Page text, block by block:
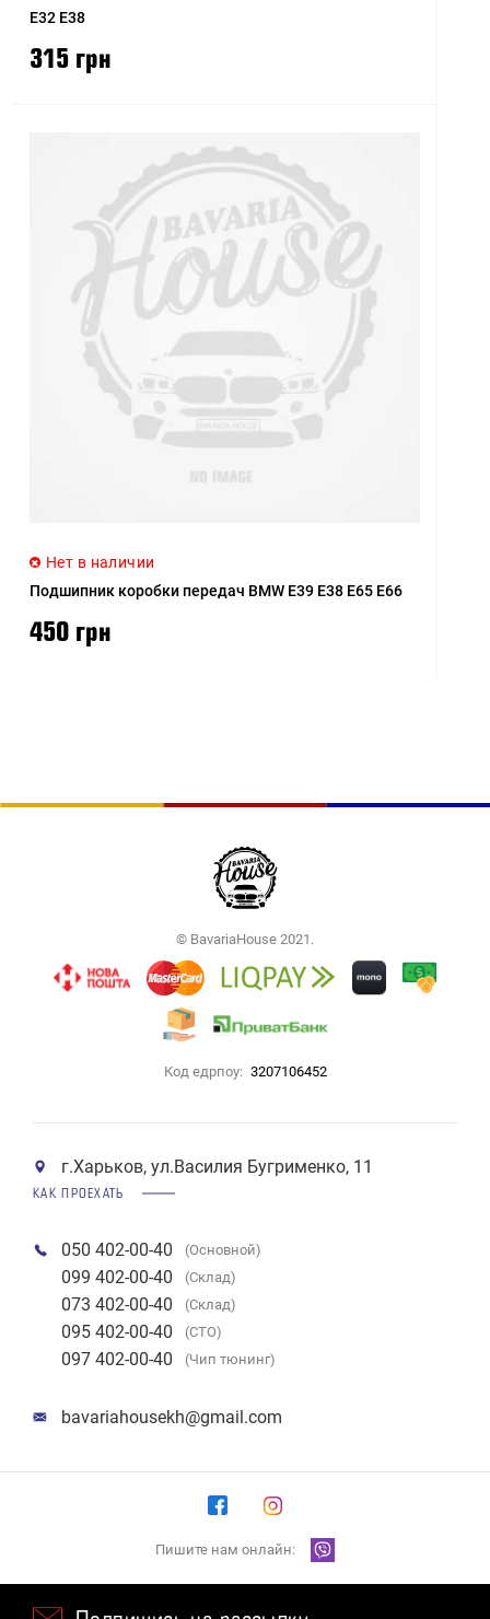
E32 E38
315 грн
Нет в наличии
Подшипник коробки передач BMW E39 E38 E65 E66
450 грн
© BavariaHouse 2021.
Код едрпоу: 3207106452
г.Харьков, ул.Василия Бугрименко, 11
КАК ПРОЕХАТЬ
050 402-00-40 (Основной)
099 402-00-40 (Склад)
073 402-00-40 (Склад)
095 402-00-40 (СТО)
097 402-00-40 (Чип тюнинг)
bavariahousekh@gmail.com
Пишите нам онлайн: